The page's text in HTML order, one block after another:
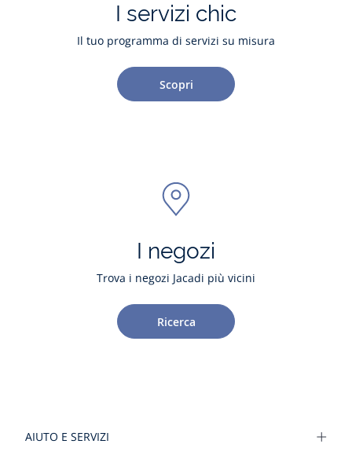
I servizi chic
Il tuo programma di servizi su misura
Scopri
I negozi
Trova i negozi Jacadi più vicini
Ricerca
AIUTO E SERVIZI